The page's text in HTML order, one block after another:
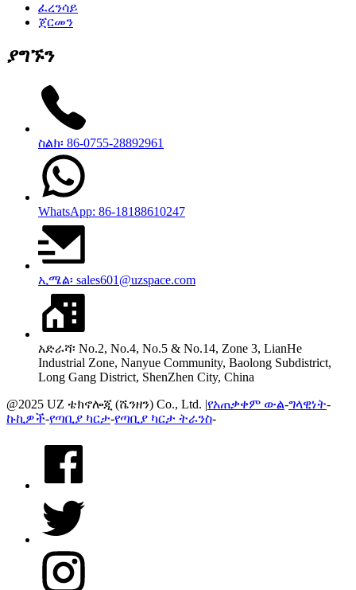
ፈረንሳይ
ጀርመን
ያግኙን
ስልክ፡ 86-0755-28892961
WhatsApp: 86-18188610247
ኢሜል፡ sales601@uzspace.com
አድራሻ፡ No.2, No.4, No.5 & No.14, Zone 3, LianHe
Industrial Zone, Nanyue Community, Baolong Subdistrict,
Long Gang District, ShenZhen City, China
@2025 UZ ቴክኖሎጂ (ሼንዘን) Co., Ltd. | የአጠቃቀም ውል-ግላዊነት-
ኩኪዎች-የጣቢያ ካርታ-የጣቢያ ካርታ ትራንስ-